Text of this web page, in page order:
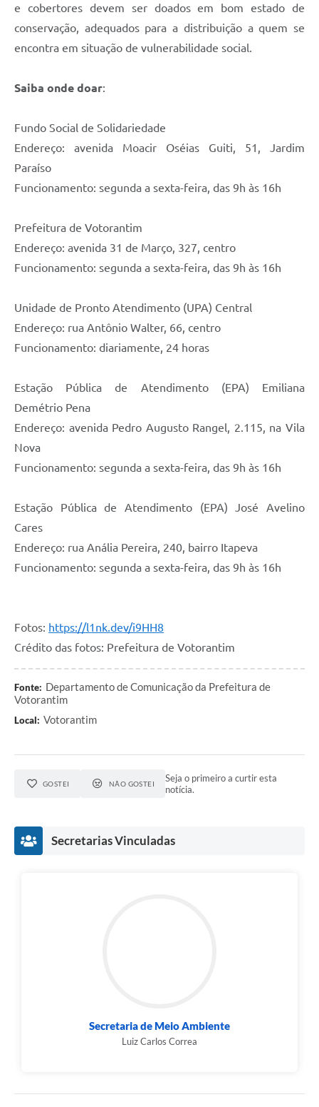
e cobertores devem ser doados em bom estado de
conservação, adequados para a distribuição a quem se
encontra em situação de vulnerabilidade social.
Saiba onde doar:
Fundo Social de Solidariedade
Endereço: avenida Moacir Oséias Guiti, 51, Jardim
Paraíso
Funcionamento: segunda a sexta-feira, das 9h às 16h
Prefeitura de Votorantim
Endereço: avenida 31 de Março, 327, centro
Funcionamento: segunda a sexta-feira, das 9h às 16h
Unidade de Pronto Atendimento (UPA) Central
Endereço: rua Antônio Walter, 66, centro
Funcionamento: diariamente, 24 horas
Estação Pública de Atendimento (EPA) Emiliana
Demétrio Pena
Endereço: avenida Pedro Augusto Rangel, 2.115, na Vila
Nova
Funcionamento: segunda a sexta-feira, das 9h às 16h
Estação Pública de Atendimento (EPA) José Avelino
Cares
Endereço: rua Anália Pereira, 240, bairro Itapeva
Funcionamento: segunda a sexta-feira, das 9h às 16h
Fotos: https://l1nk.dev/i9HH8
Crédito das fotos: Prefeitura de Votorantim
Fonte: Departamento de Comunicação da Prefeitura de
Votorantim
Local: Votorantim
GOSTEI NÃO GOSTEI
Seja o primeiro a curtir esta
notícia.
Secretarias Vinculadas
Secretaria de Meio Ambiente
Luiz Carlos Correa